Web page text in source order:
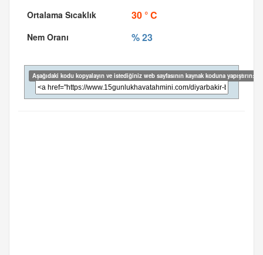
30 ° C
% 23
Aşağıdaki kodu kopyalayın ve istediğiniz web sayfasının kaynak koduna yapıştırın: